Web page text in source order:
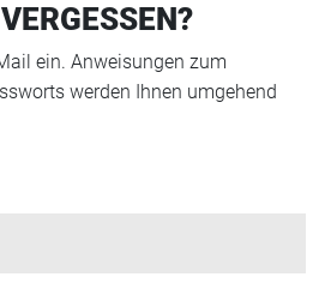
ein. Anweisungen zum
werden Ihnen umgehend